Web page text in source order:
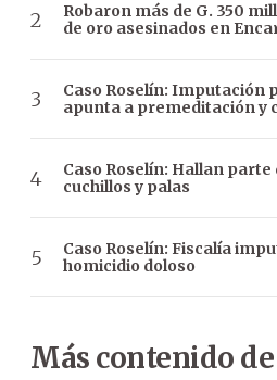
Robaron más de G. 350
de oro asesinados en
Caso Roselín: Imputación
apunta a premeditación y
Caso Roselín: Hallan parte
cuchillos y palas
Caso Roselín: Fiscalía
homicidio doloso
Más contenido